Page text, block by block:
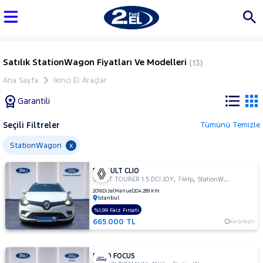
Satılık StationWagon Fiyatları Ve Modelleri (13)
Ana Sayfa İkinci El Araçlar
Garantili
Tüm
Araçlar
AUDI
BMC
BMW
BYD
Seçili Filtreler Tümünü Temizle
StationWagon x
RENAULT CLIO
SPORT TOURER 1.5 DCI JOY,74Hp, StationWagon
2016DizelManuel204.289 Km
İstanbul
665.000 TL Karşılaştır
%1,99 Faiz Fırsatı
FORD FOCUS